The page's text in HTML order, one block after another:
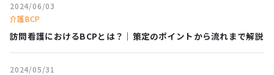
2024/06/03
介護BCP
訪問看護におけるBCPとは？｜策定のポイントから流れまで解説
2024/05/31